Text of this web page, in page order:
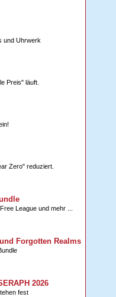
und Uhrwerk
Preis" läuft.
Zero" reduziert.
League und mehr ...
Forgotten Realms
2026
fest